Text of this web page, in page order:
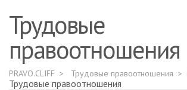
Трудовые
правоотношения
PRAVO.CLIFF Трудовые правоотношения
Трудовые правоотношения